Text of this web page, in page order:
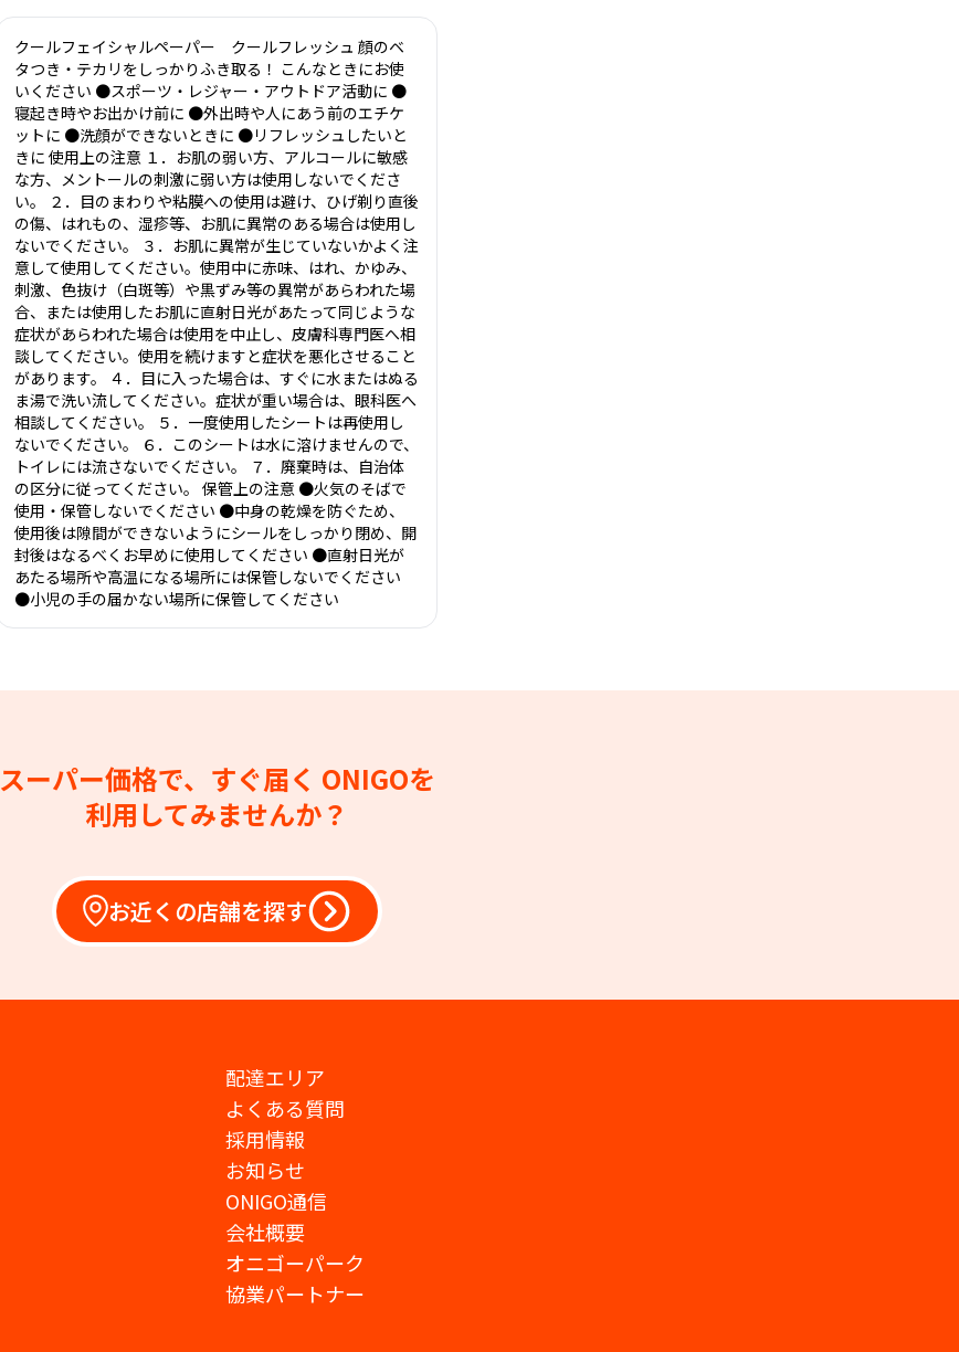
クールフェイシャルペーパー クールフレッシュ 顔のベ
タつき・テカリをしっかりふき取る！ こんなときにお使
いください ●スポーツ・レジャー・アウトドア活動に ●
寝起き時やお出かけ前に ●外出時や人にあう前のエチケ
ットに ●洗顔ができないときに ●リフレッシュしたいと
きに 使用上の注意 １．お肌の弱い方、アルコールに敏感
な方、メントールの刺激に弱い方は使用しないでくださ
い。 ２．目のまわりや粘膜への使用は避け、ひげ剃り直後
の傷、はれもの、湿疹等、お肌に異常のある場合は使用し
ないでください。 ３．お肌に異常が生じていないかよく注
意して使用してください。使用中に赤味、はれ、かゆみ、
刺激、色抜け（白斑等）や黒ずみ等の異常があらわれた場
合、または使用したお肌に直射日光があたって同じような
症状があらわれた場合は使用を中止し、皮膚科専門医へ相
談してください。使用を続けますと症状を悪化させること
があります。 ４．目に入った場合は、すぐに水またはぬる
ま湯で洗い流してください。症状が重い場合は、眼科医へ
相談してください。 ５．一度使用したシートは再使用し
ないでください。 ６．このシートは水に溶けませんので、
トイレには流さないでください。 ７．廃棄時は、自治体
の区分に従ってください。 保管上の注意 ●火気のそばで
使用・保管しないでください ●中身の乾燥を防ぐため、
使用後は隙間ができないようにシールをしっかり閉め、開
封後はなるべくお早めに使用してください ●直射日光が
あたる場所や高温になる場所には保管しないでください
●小児の手の届かない場所に保管してください
スーパー価格で、すぐ届く ONIGOを
利用してみませんか？
お近くの店舗を探す
配達エリア
よくある質問
採用情報
お知らせ
ONIGO通信
会社概要
オニゴーパーク
協業パートナー